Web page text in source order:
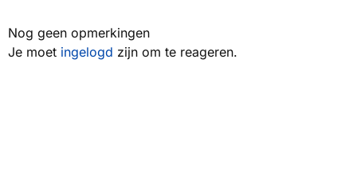
Nog geen opmerkingen
Je moet ingelogd zijn om te reageren.